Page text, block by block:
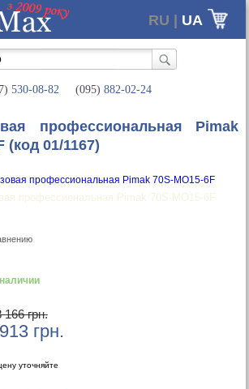
RU | UA
530-08-82 (095) 882-02-24
профессиональная Pimak
(код 01/1167)
профессиональная Pimak 70S-МО15-6F
166 грн.
грн.
уточняйте